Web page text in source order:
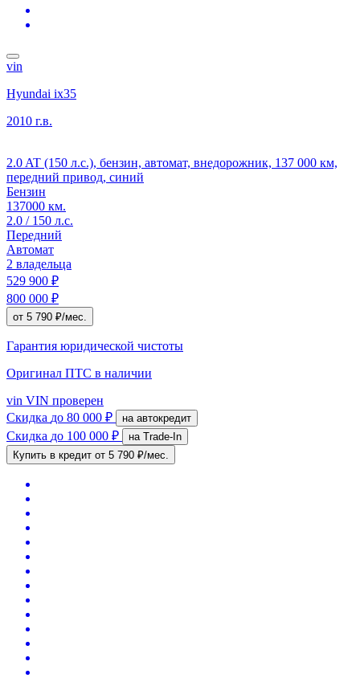
vin
Hyundai ix35
2010 г.в.
2.0 AT (150 л.с.), бензин, автомат, внедорожник, 137 000 км,
передний привод, синий
Бензин
137000 км.
2.0 / 150 л.с.
Передний
Автомат
2 владельца
529 900 ₽
800 000 ₽
от 5 790 ₽/мес.
Гарантия юридической чистоты
Оригинал ПТС в наличии
vin VIN проверен
Скидка до 80 000 ₽ на автокредит
Скидка до 100 000 ₽
на Trade-In
Купить в кредит от 5 790 ₽/мес.